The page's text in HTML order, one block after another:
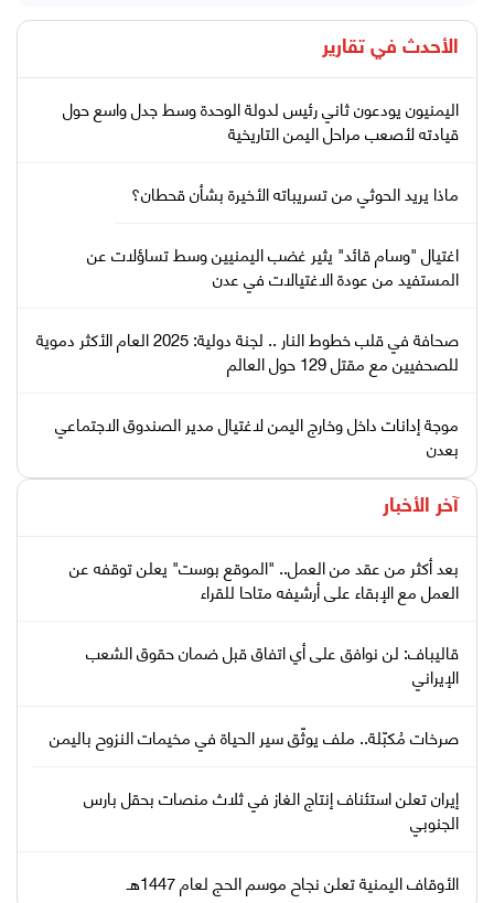
الأحدث في تقارير
اليمنيون يودعون ثاني رئيس لدولة الوحدة وسط جدل واسع حول
قيادته لأصعب مراحل اليمن التاريخية
ماذا يريد الحوثي من تسريباته الأخيرة بشأن قحطان؟
اغتيال "وسام قائد" يثير غضب اليمنيين وسط تساؤلات عن
المستفيد من عودة الاغتيالات في عدن
صحافة في قلب خطوط النار .. لجنة دولية: 2025 العام الأكثر دموية
للصحفيين مع مقتل 129 حول العالم
موجة إدانات داخل وخارج اليمن لاغتيال مدير الصندوق الاجتماعي
بعدن
آخر الأخبار
بعد أكثر من عقد من العمل.. "الموقع بوست" يعلن توقفه عن
العمل مع الإبقاء على أرشيفه متاحا للقراء
قاليباف: لن نوافق على أي اتفاق قبل ضمان حقوق الشعب
الإيراني
صرخات مُكبّلة.. ملف يوثّق سير الحياة في مخيمات النزوح باليمن
إيران تعلن استئناف إنتاج الغاز في ثلاث منصات بحقل بارس
الجنوبي
الأوقاف اليمنية تعلن نجاح موسم الحج لعام 1447هـ